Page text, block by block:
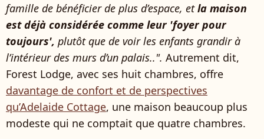
famille de bénéficier de plus d’espace, etla maison
est déjà considérée comme leur 'foyer pour
toujours', plutôt que de voir les enfants grandir à
l’intérieur des murs d’un palais..". Autrement dit,
Forest Lodge, avec ses huit chambres, offre
davantage de confort et de perspectives
qu’Adelaide Cottage, une maison beaucoup plus
modeste qui ne comptait que quatre chambres.